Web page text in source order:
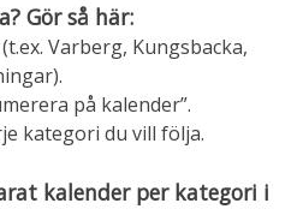
Gör så här:
Varberg, Kungsbacka,
på kalender”.
kategori du vill följa.
kalender per kategori i